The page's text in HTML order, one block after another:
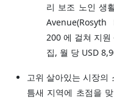
리 보조 노인 생
Avenue(Rosyth
200 에 걸쳐 지
집, 월 당 USD
고위 살아있는 시장의
틈새 지역에 초점을